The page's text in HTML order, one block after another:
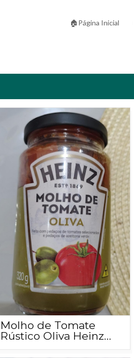
🏠Página Inicial
Molho de Tomate
Rústico Oliva Heinz
em vidro, 320G